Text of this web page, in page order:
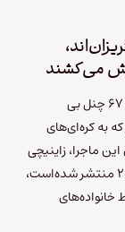
می‌کشند
در پادکست سریال لوسی، که در اپیزودهای ۶۲ تا ۶۷ چنل بی
به کره‌ای‌های
ماجرا، زاینیچی
است. این مقاله‌ی نیویورک‌تایمز که در فوریه ۲۰۱۹ منتشر شده‌است،
خانواده‌های